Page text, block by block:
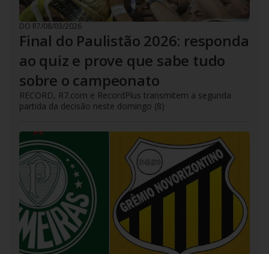
DO R7/08/03/2026
Final do Paulistão 2026: responda
ao quiz e prove que sabe tudo
sobre o campeonato
RECORD, R7.com e RecordPlus transmitem a segunda
partida da decisão neste domingo (8)